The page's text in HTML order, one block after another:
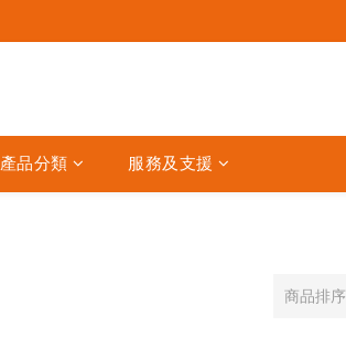
產品分類 服務及支援
商品排序